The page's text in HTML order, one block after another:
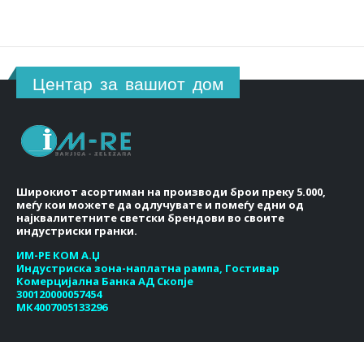
Центар за вашиот дом
Широкиот асортиман на производи брои преку 5.000,
меѓу кои можете да одлучувате и помеѓу едни од
најквалитетните светски брендови во своите
индустриски гранки.
ИМ-РЕ КОМ А.Џ
Индустриска зона-наплатна рампа, Гостивар
Комерцијална Банка АД Скопје
300120000057454
МК4007005133296